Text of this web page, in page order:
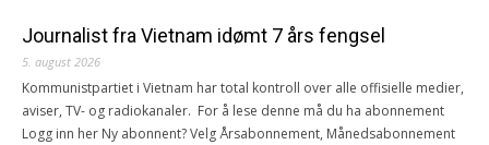
Journalist fra Vietnam idømt 7 års fengsel
5. august 2026
Kommunistpartiet i Vietnam har total kontroll over alle offisielle medier,
aviser, TV- og radiokanaler. For å lese denne må du ha abonnement
Logg inn her Ny abonnent? Velg Årsabonnement, Månedsabonnement